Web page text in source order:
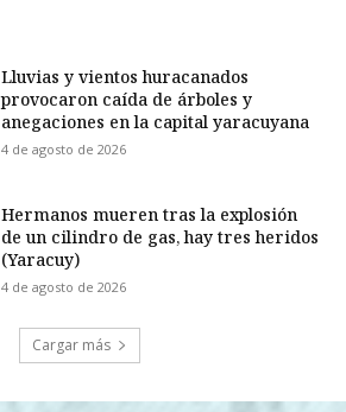
Lluvias y vientos huracanados
provocaron caída de árboles y
anegaciones en la capital yaracuyana
4 de agosto de 2026
Hermanos mueren tras la explosión
de un cilindro de gas, hay tres heridos
(Yaracuy)
4 de agosto de 2026
Cargar más